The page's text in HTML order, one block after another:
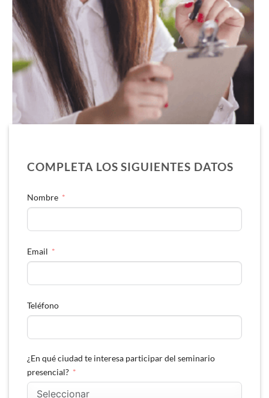
COMPLETA LOS SIGUIENTES DATOS
Nombre
Email
Teléfono
¿En qué ciudad te interesa participar del seminario
presencial?